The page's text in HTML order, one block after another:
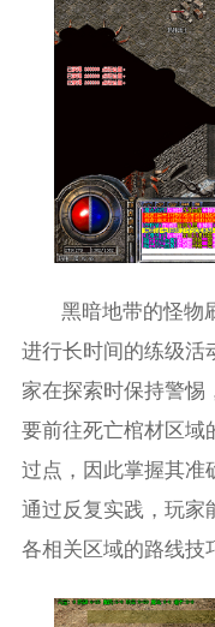
黑暗地带的怪物
进行长时间的练级活
家在探索时保持警惕
要前往死亡棺材区域
过点，因此掌握其准
通过反复实践，玩家
各相关区域的路线技